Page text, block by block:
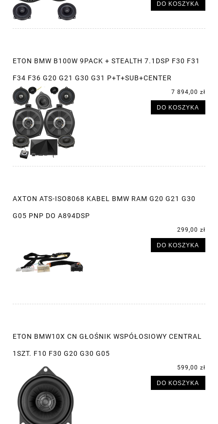
DO KOSZYKA
ETON BMW B100W 9PACK + STEALTH 7.1DSP F30 F31
F34 F36 G20 G21 G30 G31 P+T+SUB+CENTER
7 894,00 zł
DO KOSZYKA
AXTON ATS-ISO8068 KABEL BMW RAM G20 G21 G30
G05 PNP DO A894DSP
299,00 zł
DO KOSZYKA
ETON BMW10X CN GŁOŚNIK WSPÓŁOSIOWY CENTRAL
1SZT. F10 F30 G20 G30 G05
599,00 zł
DO KOSZYKA